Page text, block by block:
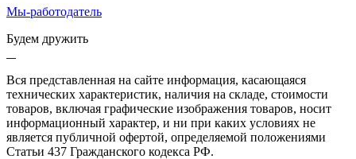
Мы-работодатель
Будем дружить
Вся представленная на сайте информация, касающаяся
технических характеристик, наличия на складе, стоимости
товаров, включая графические изображения товаров, носит
информационный характер, и ни при каких условиях не
является публичной офертой, определяемой положениями
Статьи 437 Гражданского кодекса РФ.